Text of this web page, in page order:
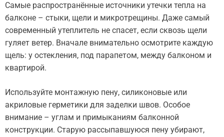
Самые распространённые источники утечки тепла на
балконе – стыки, щели и микротрещины. Даже самый
современный утеплитель не спасет, если сквозь щели
гуляет ветер. Вначале внимательно осмотрите каждую
щель: у остекления, под парапетом, между балконом и
квартирой.
Используйте монтажную пену, силиконовые или
акриловые герметики для заделки швов. Особое
внимание – углам и примыканиям балконной
конструкции. Старую рассыпавшуюся пену убирают,